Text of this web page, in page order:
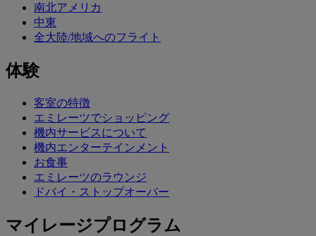
南北アメリカ
中東
全大陸/地域へのフライト
体験
客室の特徴
エミレーツでショッピング
機内サービスについて
機内エンターテインメント
お食事
エミレーツのラウンジ
ドバイ・ストップオーバー
マイレージプログラム